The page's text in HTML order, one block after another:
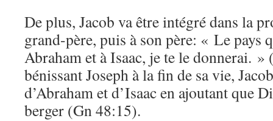
De plus, Jacob va être intégré dans la
grand-père, puis à son père: « Le pays
Abraham et à Isaac, je te le donnerai.
bénissant Joseph à la fin de sa vie,
d’Abraham et d’Isaac en ajoutant que
berger (Gn 48:15).